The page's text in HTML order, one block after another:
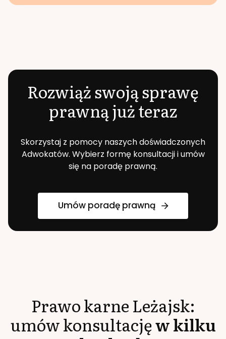
Rozwiąż swoją sprawę
prawną już teraz
Skorzystaj z pomocy naszych doświadczonych
Adwokatów. Wybierz formę konsultacji i umów
się na poradę prawną.
Umów poradę prawną
Prawo karneLeżajsk:
umów konsultacjęw kilku